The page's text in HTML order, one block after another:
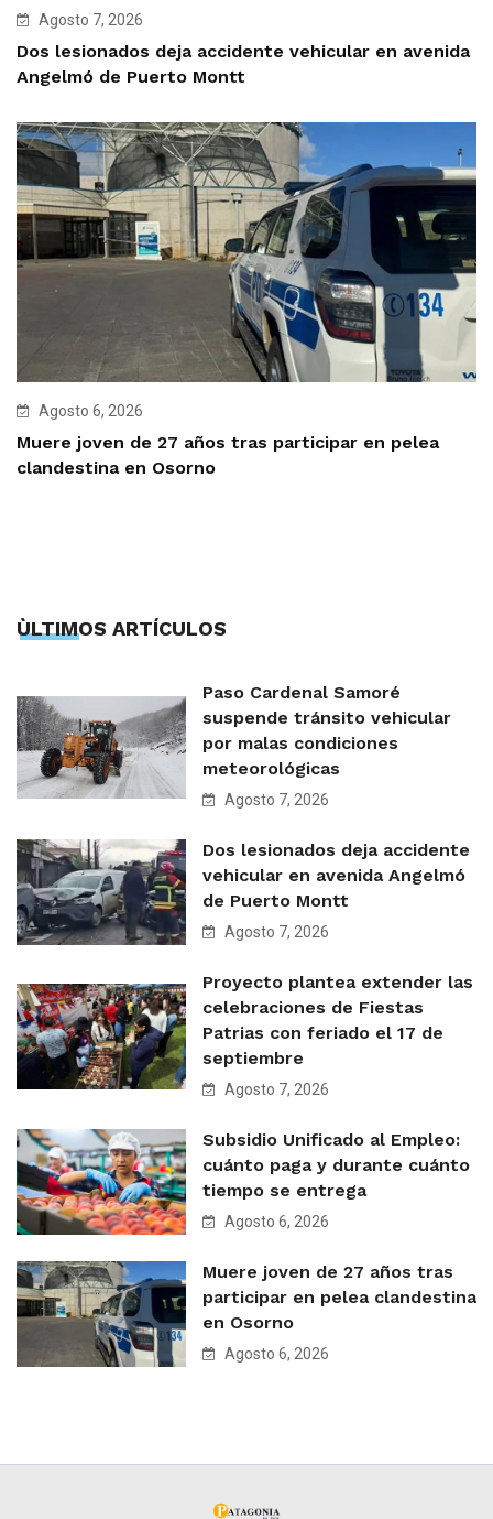
Agosto 7, 2026
Dos lesionados deja accidente vehicular en avenida
Angelmó de Puerto Montt
Agosto 6, 2026
Muere joven de 27 años tras participar en pelea
clandestina en Osorno
ÙLTIMOS ARTÍCULOS
Paso Cardenal Samoré
suspende tránsito vehicular
por malas condiciones
meteorológicas
Agosto 7, 2026
Dos lesionados deja accidente
vehicular en avenida Angelmó
de Puerto Montt
Agosto 7, 2026
Proyecto plantea extender las
celebraciones de Fiestas
Patrias con feriado el 17 de
septiembre
Agosto 7, 2026
Subsidio Unificado al Empleo:
cuánto paga y durante cuánto
tiempo se entrega
Agosto 6, 2026
Muere joven de 27 años tras
participar en pelea clandestina
en Osorno
Agosto 6, 2026